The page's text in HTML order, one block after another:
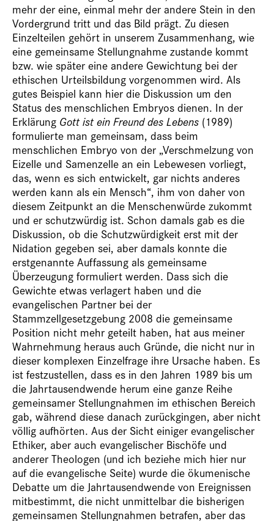
mehr der eine, einmal mehr der andere Stein in den
Vordergrund tritt und das Bild prägt. Zu diesen
Einzelteilen gehört in unserem Zusammenhang, wie
eine gemeinsame Stellungnahme zustande kommt
bzw. wie später eine andere Gewichtung bei der
ethischen Urteilsbildung vorgenommen wird. Als
gutes Beispiel kann hier die Diskussion um den
Status des menschlichen Embryos dienen. In der
Erklärung Gott ist ein Freund des Lebens (1989)
formulierte man gemeinsam, dass beim
menschlichen Embryo von der „Verschmelzung von
Eizelle und Samenzelle an ein Lebewesen vorliegt,
das, wenn es sich entwickelt, gar nichts anderes
werden kann als ein Mensch“, ihm von daher von
diesem Zeitpunkt an die Menschenwürde zukommt
und er schutzwürdig ist. Schon damals gab es die
Diskussion, ob die Schutzwürdigkeit erst mit der
Nidation gegeben sei, aber damals konnte die
erstgenannte Auffassung als gemeinsame
Überzeugung formuliert werden. Dass sich die
Gewichte etwas verlagert haben und die
evangelischen Partner bei der
Stammzellgesetzgebung 2008 die gemeinsame
Position nicht mehr geteilt haben, hat aus meiner
Wahrnehmung heraus auch Gründe, die nicht nur in
dieser komplexen Einzelfrage ihre Ursache haben. Es
ist festzustellen, dass es in den Jahren 1989 bis um
die Jahrtausendwende herum eine ganze Reihe
gemeinsamer Stellungnahmen im ethischen Bereich
gab, während diese danach zurückgingen, aber nicht
völlig aufhörten. Aus der Sicht einiger evangelischer
Ethiker, aber auch evangelischer Bischöfe und
anderer Theologen (und ich beziehe mich hier nur
auf die evangelische Seite) wurde die ökumenische
Debatte um die Jahrtausendwende von Ereignissen
mitbestimmt, die nicht unmittelbar die bisherigen
gemeinsamen Stellungnahmen betrafen, aber das